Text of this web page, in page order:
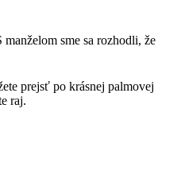
sme sa rozhodli, že
prejsť po krásnej palmovej
raj.